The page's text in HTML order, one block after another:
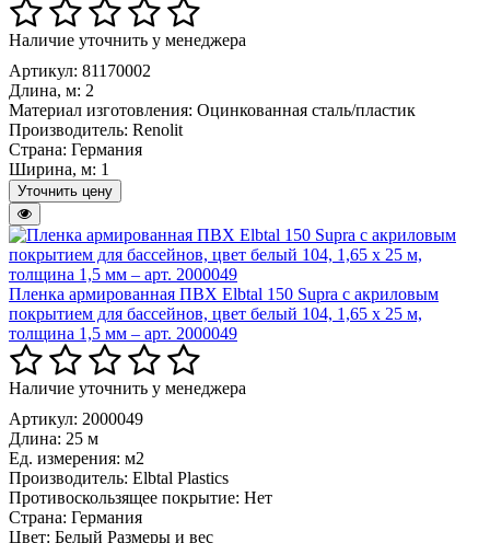
Наличие уточнить у менеджера
Артикул: 81170002
Длина, м: 2
Материал изготовления: Оцинкованная сталь/пластик
Производитель: Renolit
Страна: Германия
Ширина, м: 1
Уточнить цену
Пленка армированная ПВХ Elbtal 150 Supra с акриловым
покрытием для бассейнов, цвет белый 104, 1,65 х 25 м,
толщина 1,5 мм – арт. 2000049
Наличие уточнить у менеджера
Артикул: 2000049
Длина: 25 м
Ед. измерения: м2
Производитель: Elbtal Plastics
Противоскользящее покрытие: Нет
Страна: Германия
Цвет: Белый Размеры и вес